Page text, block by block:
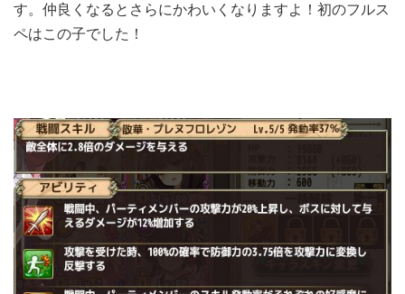
す。仲良くなるとさらにかわいくなりますよ！初のフルス
ペはこの子でした！